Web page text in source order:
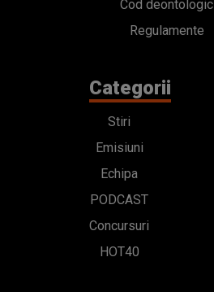
Cod deontologic
Regulamente
Categorii
Stiri
Emisiuni
Echipa
PODCAST
Concursuri
HOT40